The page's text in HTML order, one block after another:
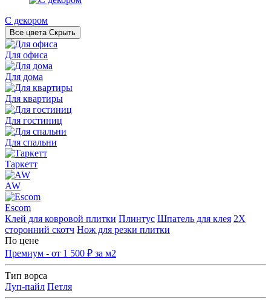
С декором
Все цвета Скрыть
Для офиса
Для дома
Для квартиры
Для гостиниц
Для спальни
Таркетт
AW
Escom
Клей для ковровой плитки Плинтус Шпатель для клея 2Х
сторонний скотч Нож для резки плитки
По цене
Премиум - от 1 500 ₽ за м2
Тип ворса
Луп-пайл Петля